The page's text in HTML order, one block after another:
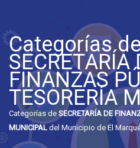
Categorías
SECRETARÍA
FINANZAS
TESORERÍA
Categorías de SECRETARÍA DE
MUNICIPAL del Municipio de El